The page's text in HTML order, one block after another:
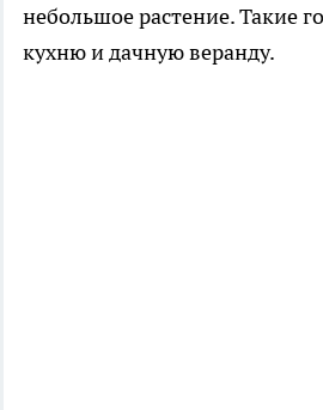
небольшое растение. Такие
кухню и дачную веранду.